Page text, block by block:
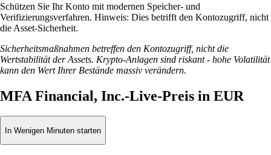
Schützen Sie Ihr Konto mit modernen Speicher- und
Verifizierungsverfahren. Hinweis: Dies betrifft den Kontozugriff, nicht
die Asset-Sicherheit.
Sicherheitsmaßnahmen betreffen den Kontozugriff, nicht die
Wertstabilität der Assets. Krypto-Anlagen sind riskant - hohe Volatilität
kann den Wert Ihrer Bestände massiv verändern.
MFA Financial, Inc.-Live-Preis in EUR
In Wenigen Minuten starten